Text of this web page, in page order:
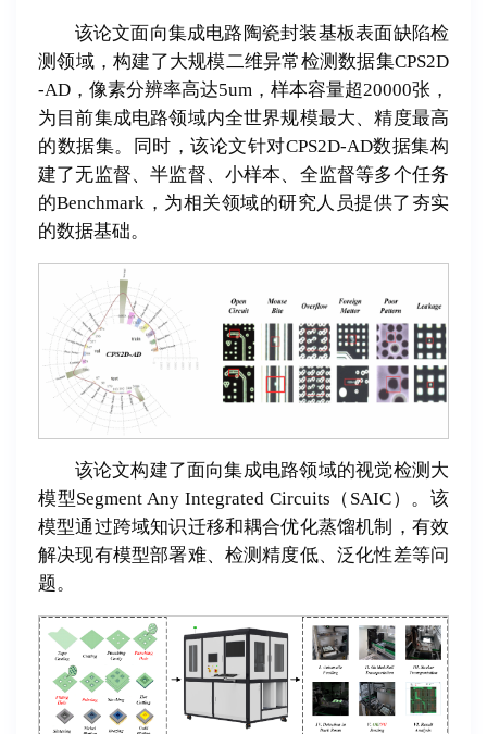
该论文面向集成电路陶瓷封装基板表面缺陷检
测领域，构建了大规模二维异常检测数据集CPS2D
-AD，像素分辨率高达5um，样本容量超20000张，
为目前集成电路领域内全世界规模最大、精度最高
的数据集。同时，该论文针对CPS2D-AD数据集构
建了无监督、半监督、小样本、全监督等多个任务
的Benchmark，为相关领域的研究人员提供了夯实
的数据基础。
该论文构建了面向集成电路领域的视觉检测大
模型Segment Any Integrated Circuits（SAIC）。该
模型通过跨域知识迁移和耦合优化蒸馏机制，有效
解决现有模型部署难、检测精度低、泛化性差等问
题。